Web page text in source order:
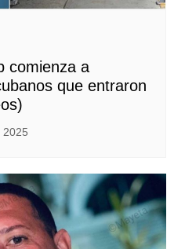
comienza a
que entraron
2025